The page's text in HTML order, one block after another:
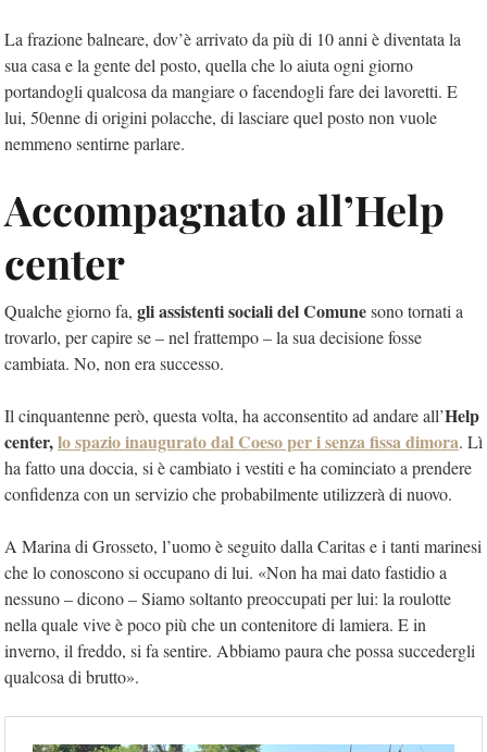
La frazione balneare, dov’è arrivato da più di 10 anni è diventata la
sua casa e la gente del posto, quella che lo aiuta ogni giorno
portandogli qualcosa da mangiare o facendogli fare dei lavoretti. E
lui, 50enne di origini polacche, di lasciare quel posto non vuole
nemmeno sentirne parlare.
Accompagnato all’Help
center
Qualche giorno fa, gli assistenti sociali del Comunesono tornati a
trovarlo, per capire se – nel frattempo – la sua decisione fosse
cambiata. No, non era successo.
Il cinquantenne però, questa volta, ha acconsentito ad andare all’Help
center,lo spazio inaugurato dal Coeso per i senza fissa dimora. Lì
ha fatto una doccia, si è cambiato i vestiti e ha cominciato a prendere
confidenza con un servizio che probabilmente utilizzerà di nuovo.
A Marina di Grosseto, l’uomo è seguito dalla Caritas e i tanti marinesi
che lo conoscono si occupano di lui. «Non ha mai dato fastidio a
nessuno – dicono – Siamo soltanto preoccupati per lui: la roulotte
nella quale vive è poco più che un contenitore di lamiera. E in
inverno, il freddo, si fa sentire. Abbiamo paura che possa succedergli
qualcosa di brutto».